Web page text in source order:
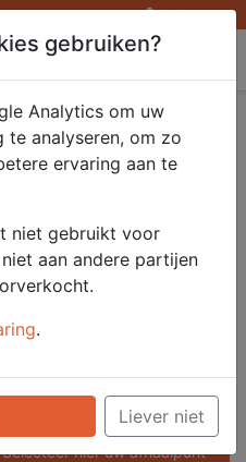
Inloggen
bites
Voor onze prijzen moet u
ingelogd zijn.
Selecteer hier uw afhaalpunt
gebruiken?
Analytics om uw
analyseren, om zo
ervaring aan te
niet gebruikt voor
aan andere partijen
.
Liever niet